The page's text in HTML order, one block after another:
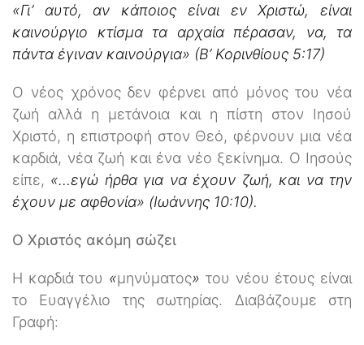
«Γι’ αυτό, αν κάποιος είναι εν Χριστώ, είναι
καινούργιο κτίσμα τα αρχαία πέρασαν, να, τα
πάντα έγιναν καινούργια» (Β’ Κορινθίους 5:17)
Ο νέος χρόνος δεν φέρνει από μόνος του νέα
ζωή αλλά η μετάνοια και η πίστη στον Ιησού
Χριστό, η επιστροφή στον Θεό, φέρνουν μια νέα
καρδιά, νέα ζωή και ένα νέο ξεκίνημα. Ο Ιησούς
είπε, «…εγώ ήρθα για να έχουν ζωή, και να την
έχουν με αφθονία» (Ιωάννης 10:10).
Ο Χριστός ακόμη σώζει
Η καρδιά του «μηνύματος» του νέου έτους είναι
το Ευαγγέλιο της σωτηρίας. Διαβάζουμε στη
Γραφή: